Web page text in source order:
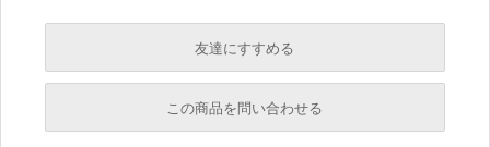
友達にすすめる
必須
この商品を問い合わせる